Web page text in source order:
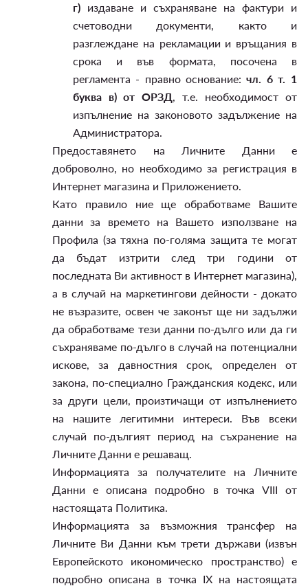
г) издаване и съхраняване на фактури и
счетоводни документи, както и
разглеждане на рекламации и връщания в
срока и във формата, посочена в
регламента - правно основание: чл. 6 т. 1
буква в) от ОРЗД, т.е. необходимост от
изпълнение на законовото задължение на
Администратора.
Предоставянето на Личните Данни е
доброволно, но необходимо за регистрация в
Интернет магазина и Приложението.
Като правило ние ще обработваме Вашите
данни за времето на Вашето използване на
Профила (за тяхна по-голяма защита те могат
да бъдат изтрити след три години от
последната Ви активност в Интернет магазина),
а в случай на маркетингови дейности - докато
не възразите, освен че законът ще ни задължи
да обработваме тези данни по-дълго или да ги
съхраняваме по-дълго в случай на потенциални
искове, за давностния срок, определен от
закона, по-специално Гражданския кодекс, или
за други цели, произтичащи от изпълнението
на нашите легитимни интереси. Във всеки
случай по-дългият период на съхранение на
Личните Данни е решаващ.
Информацията за получателите на Личните
Данни е описана подробно в точка VIII от
настоящата Политика.
Информацията за възможния трансфер на
Личните Ви Данни към трети държави (извън
Европейското икономическо пространство) е
подробно описана в точка IX на настоящата